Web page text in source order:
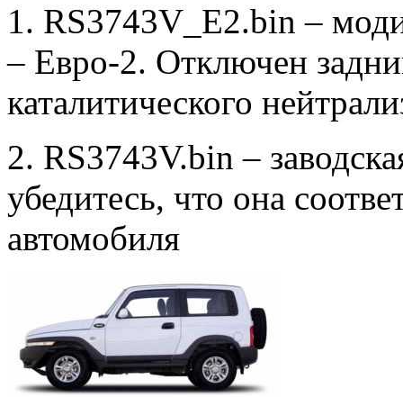
1. RS3743V_E2.bin –
– Евро-2. Отключен
каталитического
2. RS3743V.bin –
убедитесь, что она
автомобиля